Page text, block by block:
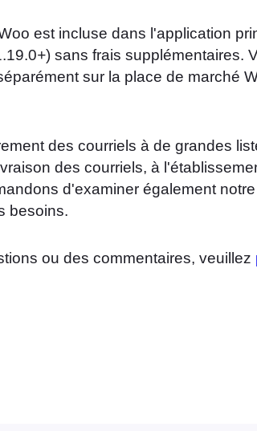
est incluse dans l'application
+) sans frais supplémentaires.
sur la place de marché
des courriels à de grandes
des courriels, à
d'examiner également notre
besoins.
ou des commentaires, veuillez